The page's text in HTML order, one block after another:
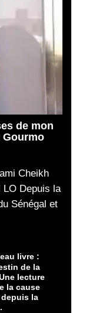
de mon
Gourmo
Cheikh
LO Depuis la
Sénégal et
livre :
de la
lecture
la cause
la